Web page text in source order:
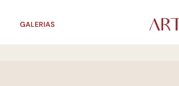
GALERIAS